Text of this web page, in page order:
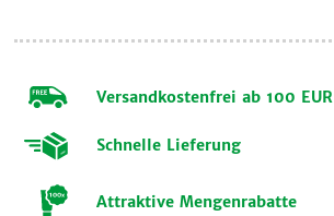
Versandkostenfrei ab 100 EUR
Schnelle Lieferung
Attraktive Mengenrabatte